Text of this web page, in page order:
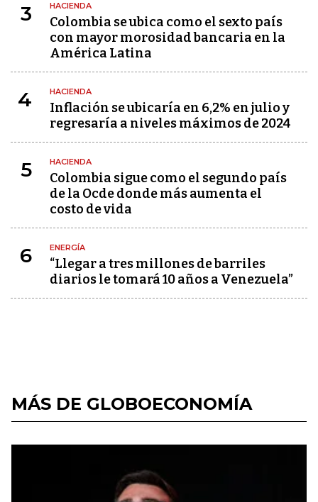
3 HACIENDA
Colombia se ubica como el sexto país
con mayor morosidad bancaria en la
América Latina
4 HACIENDA
Inflación se ubicaría en 6,2% en julio y
regresaría a niveles máximos de 2024
5 HACIENDA
Colombia sigue como el segundo país
de la Ocde donde más aumenta el
costo de vida
6 ENERGÍA
“Llegar a tres millones de barriles
diarios le tomará 10 años a Venezuela”
MÁS DE GLOBOECONOMÍA